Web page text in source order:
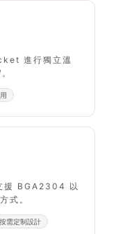
進行獨立溫
援 BGA2304 以
式。
按需定制設計